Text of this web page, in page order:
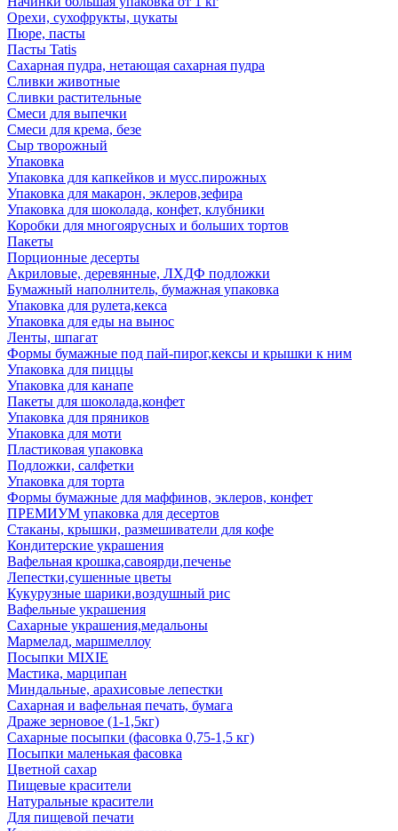
Орехи, сухофрукты, цукаты
Пюре, пасты
Пасты Tatis
Сахарная пудра, нетающая сахарная пудра
Сливки животные
Сливки растительные
Смеси для выпечки
Смеси для крема, безе
Сыр творожный
Упаковка
Упаковка для капкейков и мусс.пирожных
Упаковка для макарон, эклеров,зефира
Упаковка для шоколада, конфет, клубники
Коробки для многоярусных и больших тортов
Пакеты
Порционные десерты
Акриловые, деревянные, ЛХДФ подложки
Бумажный наполнитель, бумажная упаковка
Упаковка для рулета,кекса
Упаковка для еды на вынос
Ленты, шпагат
Формы бумажные под пай-пирог,кексы и крышки к ним
Упаковка для пиццы
Упаковка для канапе
Пакеты для шоколада,конфет
Упаковка для пряников
Упаковка для моти
Пластиковая упаковка
Подложки, салфетки
Упаковка для торта
Формы бумажные для маффинов, эклеров, конфет
ПРЕМИУМ упаковка для десертов
Стаканы, крышки, размешиватели для кофе
Кондитерские украшения
Вафельная крошка,савоярди,печенье
Лепестки,сушенные цветы
Кукурузные шарики,воздушный рис
Вафельные украшения
Сахарные украшения,медальоны
Мармелад, маршмеллоу
Посыпки MIXIE
Мастика, марципан
Миндальные, арахисовые лепестки
Сахарная и вафельная печать, бумага
Драже зерновое (1-1,5кг)
Сахарные посыпки (фасовка 0,75-1,5 кг)
Посыпки маленькая фасовка
Цветной сахар
Пищевые красители
Натуральные красители
Для пищевой печати